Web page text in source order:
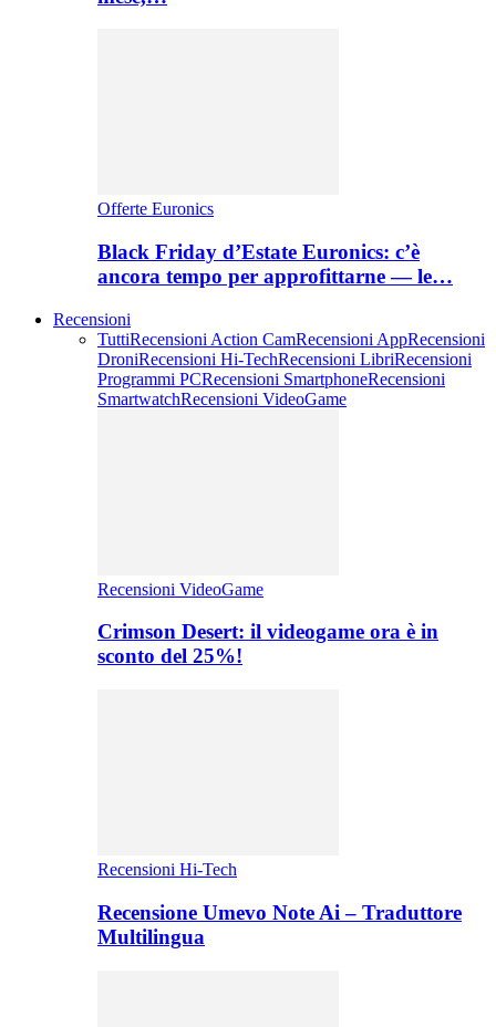
Offerte Euronics
Black Friday d’Estate Euronics: c’è
ancora tempo per approfittarne — le…
Recensioni
TuttiRecensioni Action CamRecensioni AppRecensioni
DroniRecensioni Hi-TechRecensioni LibriRecensioni
Programmi PCRecensioni SmartphoneRecensioni
SmartwatchRecensioni VideoGame
Recensioni VideoGame
Crimson Desert: il videogame ora è in
sconto del 25%!
Recensioni Hi-Tech
Recensione Umevo Note Ai – Traduttore
Multilingua